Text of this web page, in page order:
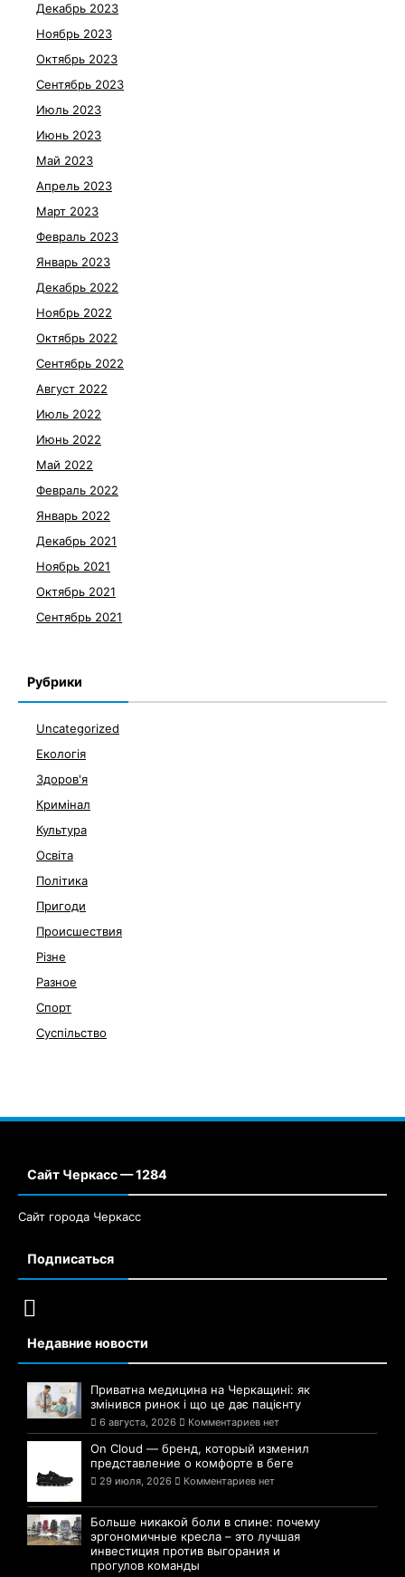
Декабрь 2023
Ноябрь 2023
Октябрь 2023
Сентябрь 2023
Июль 2023
Июнь 2023
Май 2023
Апрель 2023
Март 2023
Февраль 2023
Январь 2023
Декабрь 2022
Ноябрь 2022
Октябрь 2022
Сентябрь 2022
Август 2022
Июль 2022
Июнь 2022
Май 2022
Февраль 2022
Январь 2022
Декабрь 2021
Ноябрь 2021
Октябрь 2021
Сентябрь 2021
Рубрики
Uncategorized
Екологія
Здоров'я
Кримінал
Культура
Освіта
Політика
Пригоди
Происшествия
Різне
Разное
Спорт
Суспільство
Сайт Черкасс — 1284
Сайт города Черкасс
Подписаться
Недавние новости
Приватна медицина на Черкащині: як
змінився ринок і що це дає пацієнту
6 августа, 2026 Комментариев нет
On Cloud — бренд, который изменил
представление о комфорте в беге
29 июля, 2026 Комментариев нет
Больше никакой боли в спине: почему
эргономичные кресла – это лучшая
инвестиция против выгорания и
прогулов команды